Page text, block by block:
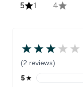
5 1 4
(2 reviews)
5★